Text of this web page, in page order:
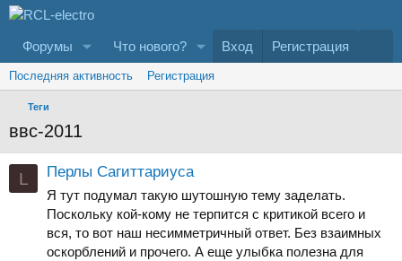
Форумы Что нового? Вход Регистрация
Последняя активность Регистрация
Теги
ввс-2011
L Перлы Сагиттариуса
Я тут подумал такую шутошную тему заделать.
Поскольку кой-кому не терпится с критикой всего и
вся, то вот наш несимметричный ответ. Без взаимных
оскорблений и прочего. А еще улыбка полезна для